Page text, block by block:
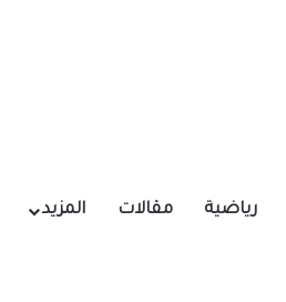
رياضية مقالات المزيد